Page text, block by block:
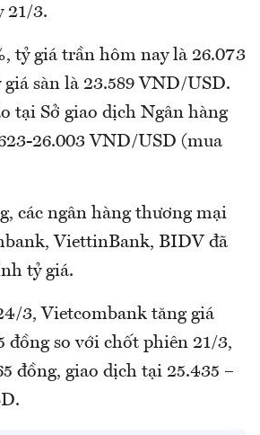
21/3.
tỷ giá trần hôm nay là 26.073
sàn là 23.589 VND/USD.
tại Sở giao dịch Ngân hàng
26.003 VND/USD (mua
các ngân hàng thương mại
ViettinBank, BIDV đã
tỷ giá.
3, Vietcombank tăng giá
đồng so với chốt phiên 21/3,
đồng, giao dịch tại 25.435 –